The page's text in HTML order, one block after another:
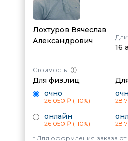
Лохтуров Вячеслав
Александрович
16
Стоимость
Для физ.лиц
очно
26 050 ₽ (-10%)
онлайн
26 050 ₽ (-10%)
28
28
* Для оформления заказа от